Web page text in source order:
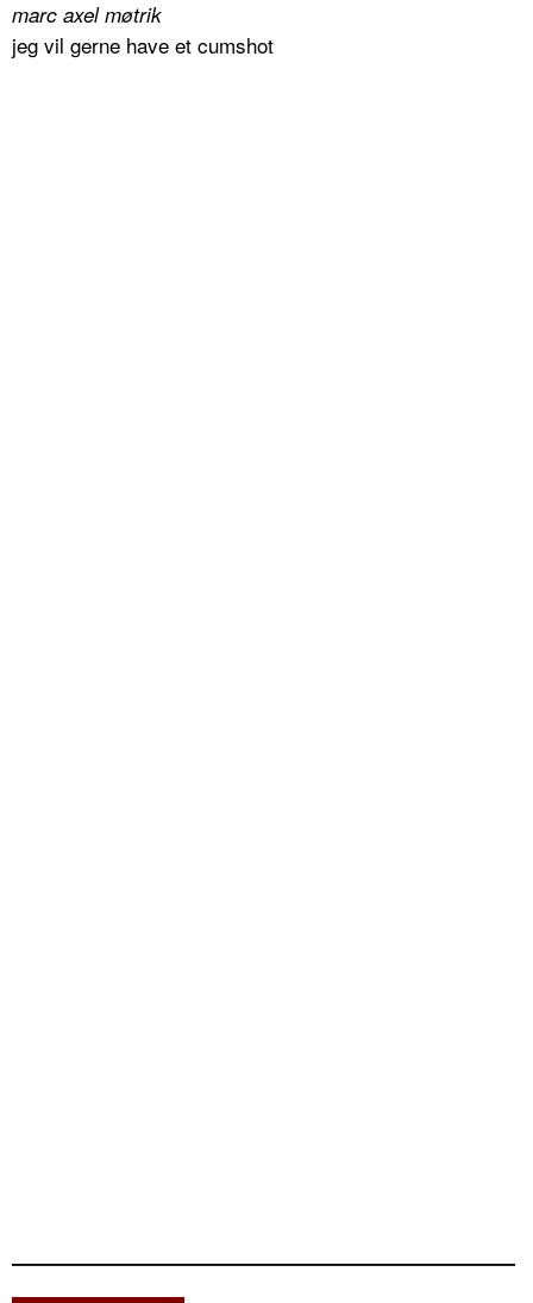
marc axel møtrik
jeg vil gerne have et cumshot